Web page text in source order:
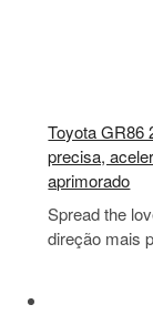
Toyota GR86
precisa,
aprimorado
Spread the
direção mais